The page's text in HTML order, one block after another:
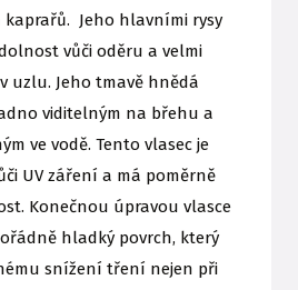
Jeho hlavními rysy
vůči oděru a velmi
uzlu. Jeho tmavě hnědá
viditelným na břehu a
ve vodě. Tento vlasec je
UV záření a má poměrně
Konečnou úpravou vlasce
hladký povrch, který
snížení tření nejen při